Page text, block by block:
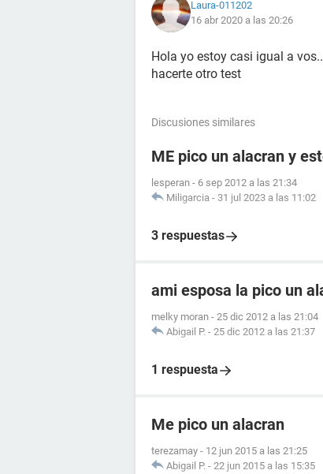
Laura-011202
16 abr 2020 a las 20:26
Hola yo estoy casi igual a
hacerte otro test
Discusiones similares
ME pico un alacran y
lesperan - 6 sep 2012 a las 21:34
Miligarcia - 31 jul 2023 a las 11:02
3 respuestas
ami esposa la pico un
melky moran - 25 dic 2012 a las 21:04
Abigail P. - 25 dic 2012 a las 21:37
1 respuesta
Me pico un alacran
terezamay - 12 jun 2015 a las 21:25
Abigail P. - 22 jun 2015 a las 15:35